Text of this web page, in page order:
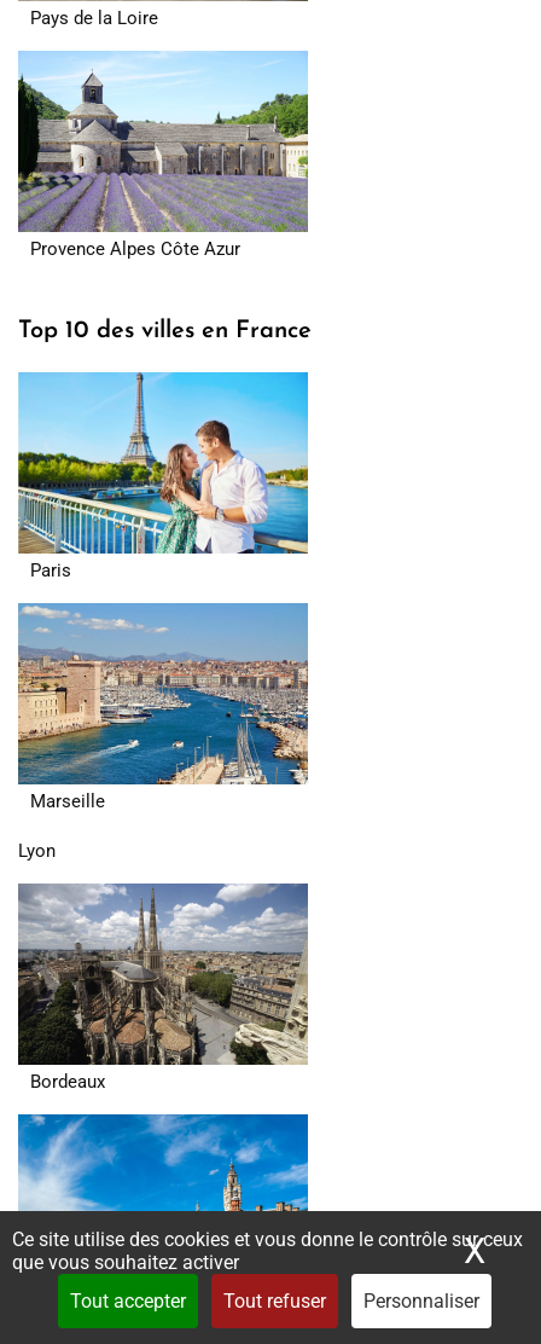
Ce site utilise des cookies et vous donne le contrôle sur ceux
que vous souhaitez activer
Tout accepter
Tout refuser Personnaliser
X
Pays de la Loire
Provence Alpes Côte Azur
Top 10 des villes en France
Paris
Marseille
Lyon
Bordeaux